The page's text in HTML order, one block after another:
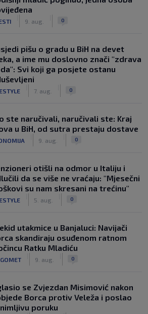
9. aug. 0
pišu o gradu u BiH na devet
a ime mu doslovno znači "zdrava
Svi koji ga posjete ostanu
7. aug. 0
ste naručivali, naručivali ste: Kraj
u BiH, od sutra prestaju dostave
9. aug. 0
otišli na odmor u Italiju i
da se više ne vraćaju: "Mjesečni
su nam skresani na trećinu"
5. aug. 0
utakmice u Banjaluci: Navijači
skandiraju osuđenom ratnom
Ratku Mladiću
9. aug. 0
se Zvjezdan Misimović nakon
Borca protiv Veleža i poslao
poruku